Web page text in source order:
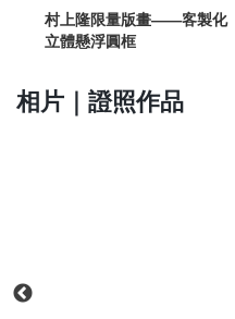
村上隆限量版畫——客製化
立體懸浮圓框
相片｜證照作品